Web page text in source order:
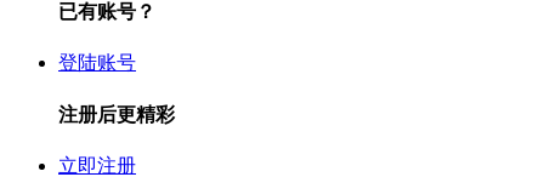
已有账号？
登陆账号
注册后更精彩
立即注册